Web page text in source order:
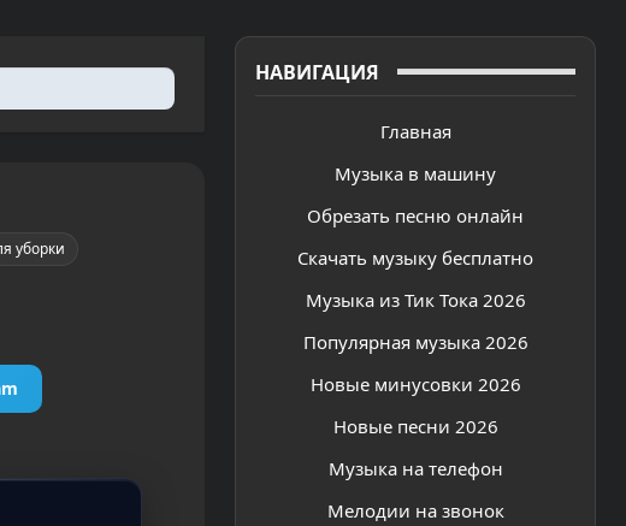
НАВИГАЦИЯ
Главная
Музыка в машину
Обрезать песню онлайн
Скачать музыку бесплатно
Музыка из Тик Тока 2026
Популярная музыка 2026
Новые минусовки 2026
Новые песни 2026
Музыка на телефон
Мелодии на звонок
уборки